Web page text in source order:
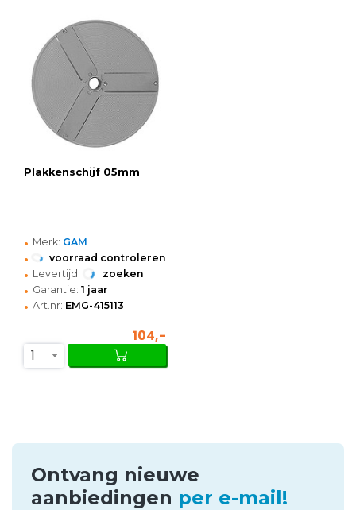
Plakkenschijf 05mm
• Merk: GAM
• voorraad controleren
• Levertijd: zoeken
• Garantie: 1 jaar
• Art.nr: EMG-415113
104,-
1
Ontvang nieuwe
aanbiedingen per e-mail!